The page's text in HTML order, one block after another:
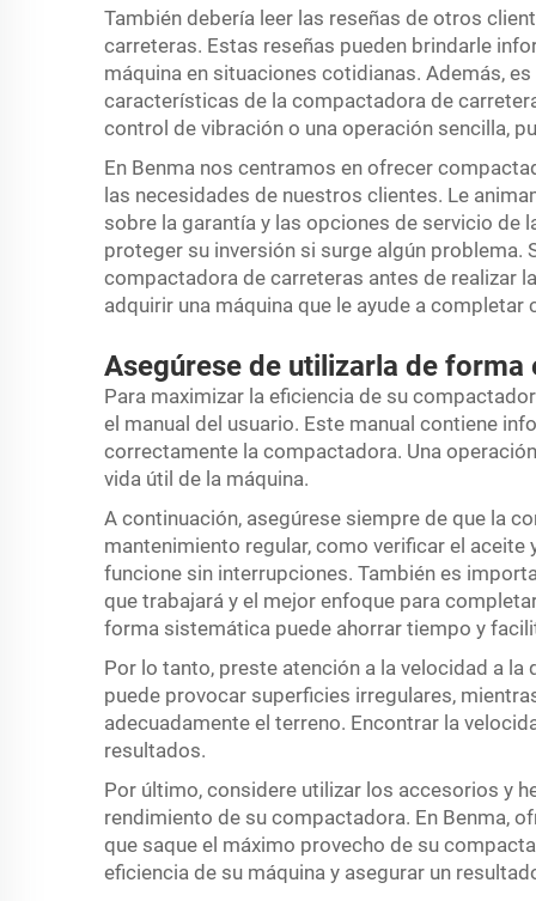
También debería leer las reseñas de otros
carreteras. Estas reseñas pueden brindarle
máquina en situaciones cotidianas. Además,
características de la compactadora de
control de vibración o una operación sencilla,
En Benma nos centramos en ofrecer
las necesidades de nuestros clientes. Le
sobre la garantía y las opciones de servicio de
proteger su inversión si surge algún problema.
compactadora de carreteras antes de realizar
adquirir una máquina que le ayude a completar
Asegúrese de utilizarla de forma
Para maximizar la eficiencia de su
el manual del usuario. Este manual contiene
correctamente la compactadora. Una
vida útil de la máquina.
A continuación, asegúrese siempre de que la
mantenimiento regular, como verificar el
funcione sin interrupciones. También es
que trabajará y el mejor enfoque para
forma sistemática puede ahorrar tiempo y
Por lo tanto, preste atención a la velocidad a
puede provocar superficies irregulares,
adecuadamente el terreno. Encontrar la
resultados.
Por último, considere utilizar los accesorios y
rendimiento de su compactadora. En Benma,
que saque el máximo provecho de su
eficiencia de su máquina y asegurar un